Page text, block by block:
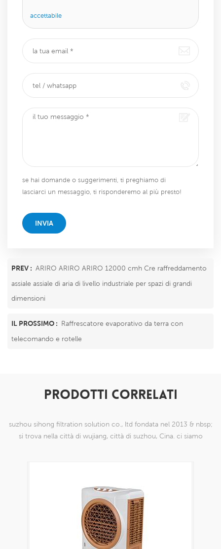
accettabile
se hai domande o suggerimenti, ti preghiamo di
lasciarci un messaggio, ti risponderemo al più presto!
INVIA
PREV : ARIRO ARIRO ARIRO 12000 cmh Cre raffreddamento
assiale assiale di aria di livello industriale per spazi di grandi
dimensioni
IL PROSSIMO : Raffrescatore evaporativo da terra con
telecomando e rotelle
PRODOTTI CORRELATI
suzhou sihong filtration solution co., ltd fondata nel 2013 & nbsp;
si trova nella città di wujiang, città di suzhou, Cina. ci siamo